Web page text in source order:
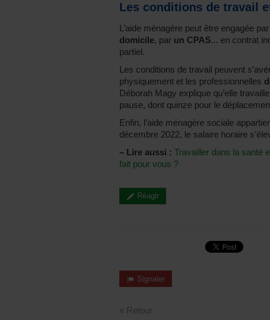
Les conditions de travail
L’aide ménagère peut être engagée
domicile, par un CPAS... en contrat
partiel.
Les conditions de travail peuvent
physiquement et les professionnelles
Déborah Magy explique qu’elle
pause, dont quinze pour le
Enfin, l’aide ménagère sociale
décembre 2022, le salaire horaire
– Lire aussi : Travailler dans la santé
fait pour vous ?
Réagir
Signaler
« Retour